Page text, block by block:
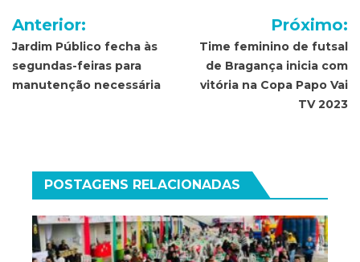
Navegação
de
Post
Anterior:
Jardim Público fecha às
segundas-feiras para
manutenção necessária
Próximo:
Time feminino de futsal
de Bragança inicia com
vitória na Copa Papo Vai
TV 2023
POSTAGENS RELACIONADAS